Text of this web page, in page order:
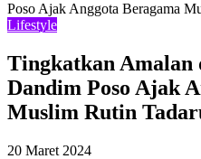
Poso Ajak Anggota Beragama
Lifestyle
Tingkatkan Amalan
Dandim Poso Ajak
Muslim Rutin
20 Maret 2024